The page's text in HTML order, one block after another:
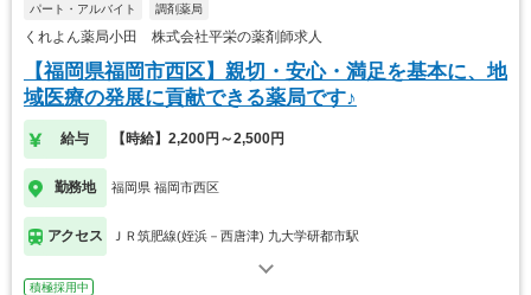
パート・アルバイト 調剤薬局
くれよん薬局小田 株式会社平栄の薬剤師求人
【福岡県福岡市西区】親切・安心・満足を基本に、地
域医療の発展に貢献できる薬局です♪
給与 【時給】2,200円～2,500円
勤務地 福岡県 福岡市西区
アクセス ＪＲ筑肥線(姪浜－西唐津) 九大学研都市駅
積極採用中